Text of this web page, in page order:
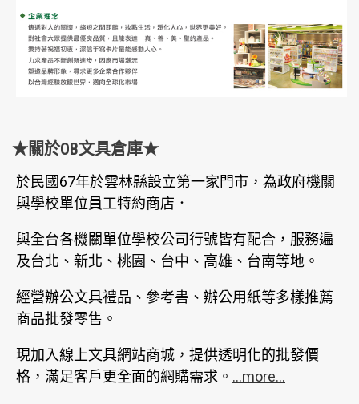
★關於OB文具倉庫★
於民國67年於雲林縣設立第一家門市，為政府機關
與學校單位員工特約商店．
與全台各機關單位學校公司行號皆有配合，服務遍
及台北、新北、桃園、台中、高雄、台南等地。
經營辦公文具禮品、參考書、辦公用紙等多樣推薦
商品批發零售。
現加入線上文具網站商城，提供透明化的批發價
格，滿足客戶更全面的網購需求。 ...more...